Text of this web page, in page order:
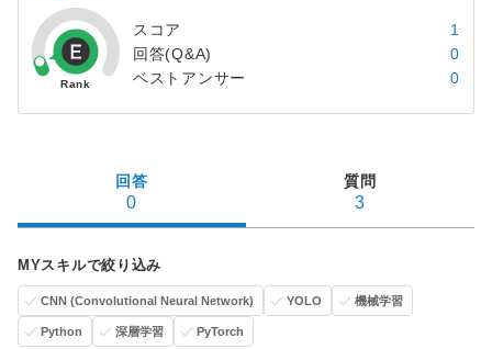
スコア
1
回答(Q&A)
0
ベストアンサー
0
回答
0
質問
3
MYスキルで絞り込み
CNN (Convolutional Neural Network) YOLO 機械学習
Python 深層学習 PyTorch